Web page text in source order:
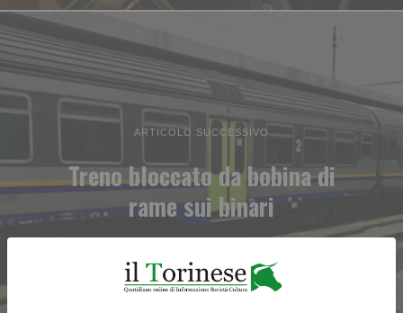
ARTICOLO SUCCESSIVO
Treno bloccato da bobina di
rame sui binari